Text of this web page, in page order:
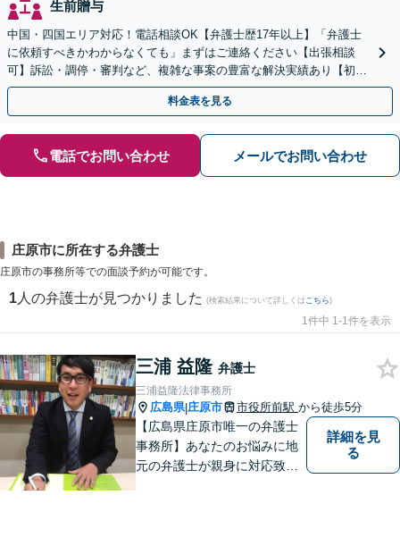
生前贈与
中国・四国エリア対応！電話相談OK【弁護士歴17年以上】「弁護士
に依頼すべきかわからなくても」まずはご連絡ください【出張相談
可】訴訟・調停・審判など、複雑な事案の豊富な解決実績あり【初回
相談無料】初回面談のみで解決できるケースもあります
料金表を見る
電話でお問い合わせ メールでお問い合わせ
庄原市に所在する弁護士
庄原市の事務所等での面談予約が可能です。
1 人の弁護士が見つかりました (検索結果について詳しくは こちら)
1件中 1-1件を表示
三浦 益隆 弁護士
三浦益隆法律事務所
広島県|庄原市 市役所前駅 から徒歩5分
【広島県庄原市唯一の弁護士
事務所】あなたのお悩みに地
元の弁護士が親身に対応致し
詳細を見
る